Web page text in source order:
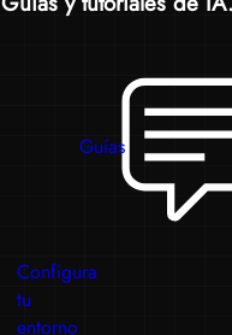
Guías
Configura
tu
entorno